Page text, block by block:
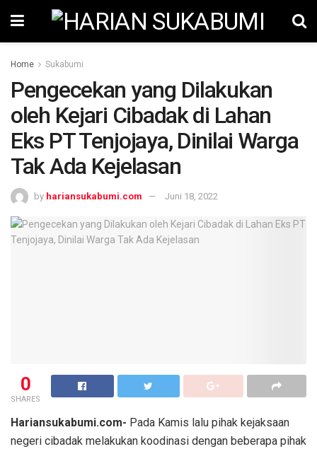
Home Sukabumi
Pengecekan yang Dilakukan
oleh Kejari Cibadak di Lahan
Eks PT Tenjojaya, Dinilai Warga
Tak Ada Kejelasan
by hariansukabumi.com Juni 18, 2022
0
SHARES
Hariansukabumi.com- Pada Kamis lalu pihak kejaksaan
negeri cibadak melakukan koodinasi dengan beberapa pihak